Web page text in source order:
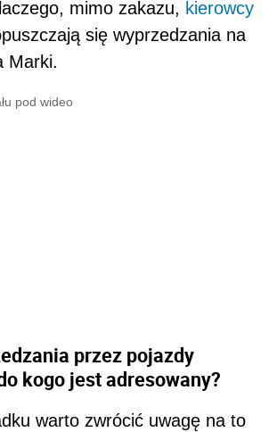
mimo zakazu, kierowcy
się wyprzedzania na
Marki.
pod wideo
przez pojazdy
kogo jest adresowany?
warto zwrócić uwagę na to